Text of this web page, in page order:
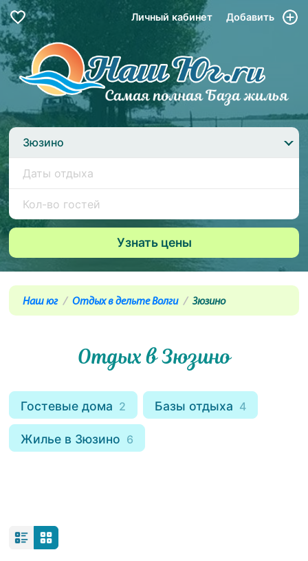
Личный кабинет Добавить
Зюзино
Наш юг Отдых в дельте Волги Зюзино
Отдых в Зюзино
Гостевые дома 2 Базы отдыха 4
Жилье в Зюзино 6